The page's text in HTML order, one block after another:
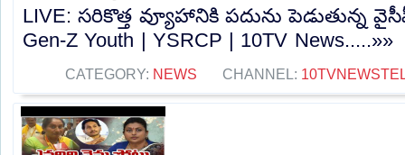
LIVE: సరికొత్త వ్యూహానికి పదును పెడుతున్న
Gen-Z Youth | YSRCP | 10TV News.....»»
CATEGORY: NEWS CHANNEL: